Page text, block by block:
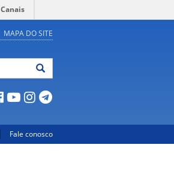
Canais
MAPA DO SITE
Fale conosco